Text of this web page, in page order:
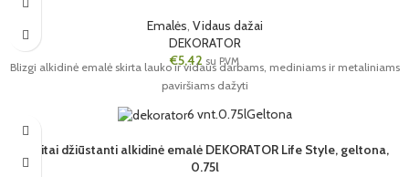
Emalės, Vidaus dažai
DEKORATOR
€5,42 su PVM
Blizgi alkidinė emalė skirta lauko ir vidaus darbams, mediniams ir metaliniams
paviršiams dažyti
6 vnt.0.75lGeltona
Greitai džiūstanti alkidinė emalė DEKORATOR Life Style, geltona,
0.75l